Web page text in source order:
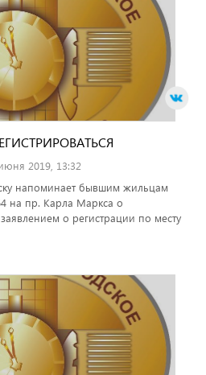
2019, 13:32
напоминает бывшим жильцам
на пр. Карла Маркса о
о регистрации по месту